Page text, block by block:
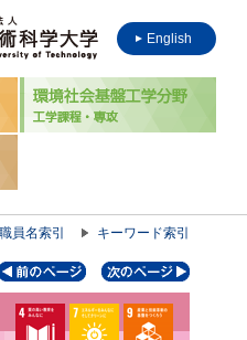
English
員名索引 キーワード索引